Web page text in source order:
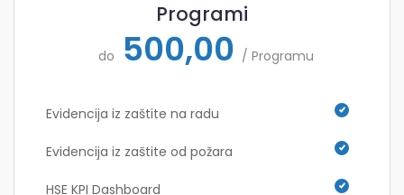
Programi
do 500,00 / Programu
Evidencija iz zaštite na radu
Evidencija iz zaštite od požara
HSE KPI Dashboard